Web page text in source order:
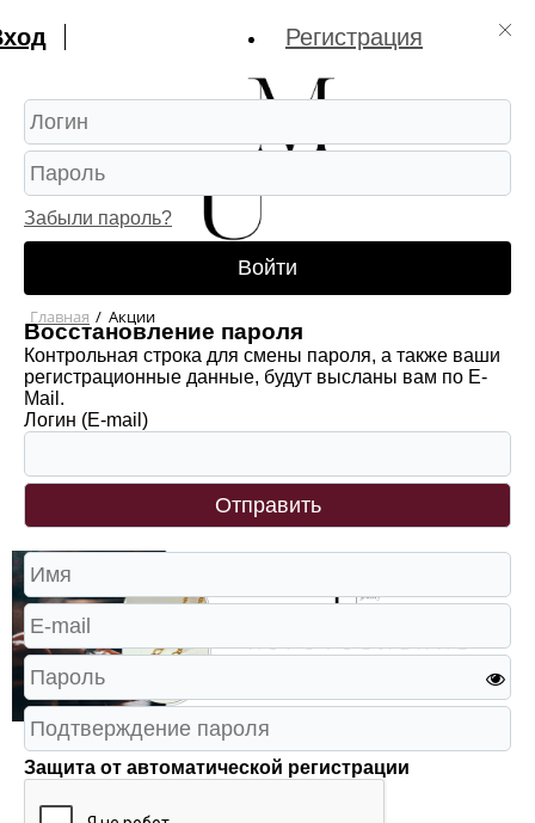
Главная / Акции
Регистрация
Забыли пароль?
Войти
Восстановление пароля
Контрольная строка для смены пароля, а также ваши
регистрационные данные, будут высланы вам по E-
Mail.
Логин (E-mail)
Защита от автоматической регистрации